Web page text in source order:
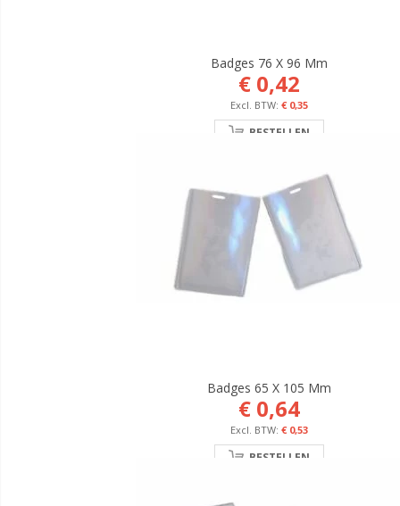
Badges 76 X 96 Mm
€ 0,42
€ 0,35
BESTELLEN
Badges 65 X 105 Mm
€ 0,64
€ 0,53
BESTELLEN